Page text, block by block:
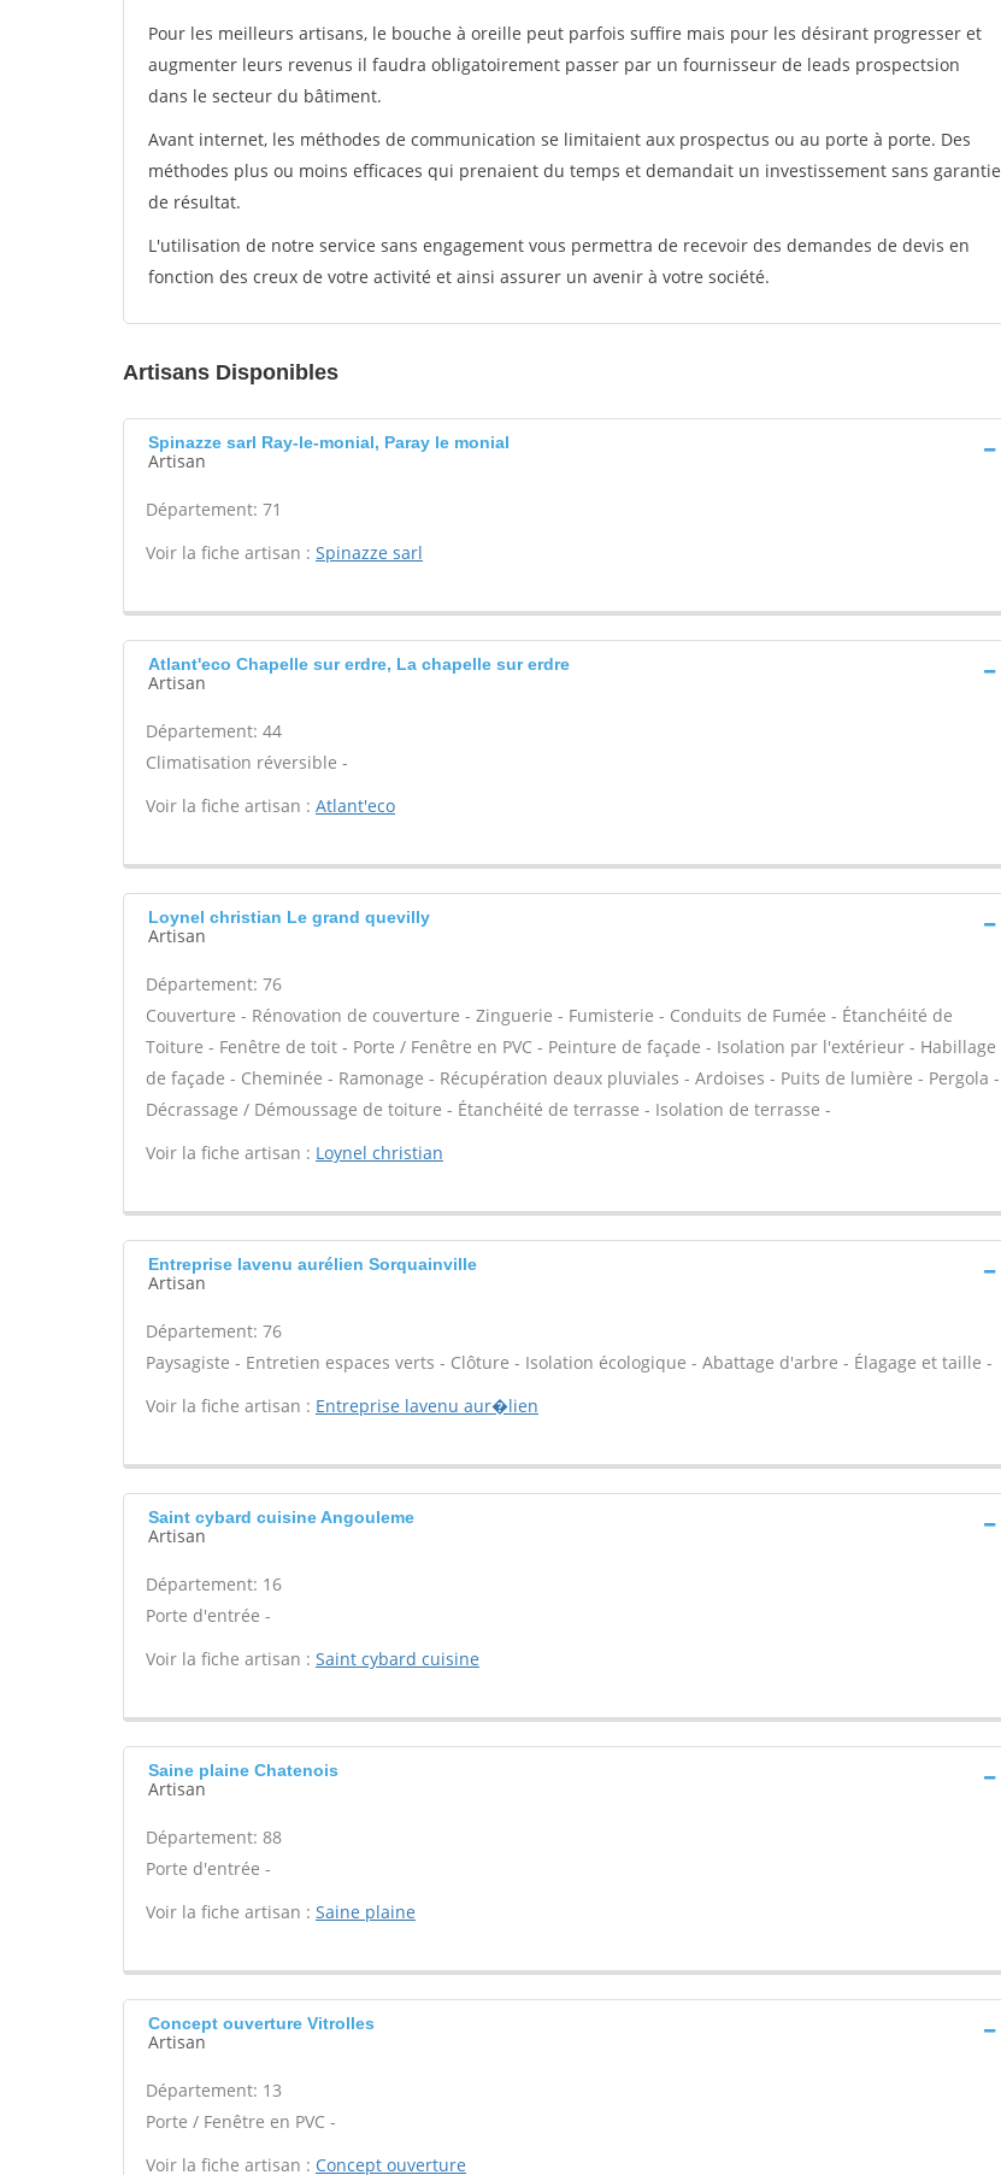
Pour les meilleurs artisans, le bouche à oreille peut parfois suffire mais pour les désirant progresser et
augmenter leurs revenus il faudra obligatoirement passer par un fournisseur de leads prospectsion
dans le secteur du bâtiment.
Avant internet, les méthodes de communication se limitaient aux prospectus ou au porte à porte. Des
méthodes plus ou moins efficaces qui prenaient du temps et demandait un investissement sans garantie
de résultat.
L'utilisation de notre service sans engagement vous permettra de recevoir des demandes de devis en
fonction des creux de votre activité et ainsi assurer un avenir à votre société.
Artisans Disponibles
Spinazze sarl Ray-le-monial, Paray le monial
Artisan
Département: 71
Voir la fiche artisan : Spinazze sarl
Atlant'eco Chapelle sur erdre, La chapelle sur erdre
Artisan
Département: 44
Climatisation réversible -
Voir la fiche artisan : Atlant'eco
Loynel christian Le grand quevilly
Artisan
Département: 76
Couverture - Rénovation de couverture - Zinguerie - Fumisterie - Conduits de Fumée - Étanchéité de
Toiture - Fenêtre de toit - Porte / Fenêtre en PVC - Peinture de façade - Isolation par l'extérieur - Habillage
de façade - Cheminée - Ramonage - Récupération deaux pluviales - Ardoises - Puits de lumière - Pergola -
Décrassage / Démoussage de toiture - Étanchéité de terrasse - Isolation de terrasse -
Voir la fiche artisan : Loynel christian
Entreprise lavenu aurélien Sorquainville
Artisan
Département: 76
Paysagiste - Entretien espaces verts - Clôture - Isolation écologique - Abattage d'arbre - Élagage et taille -
Voir la fiche artisan : Entreprise lavenu aur�lien
Saint cybard cuisine Angouleme
Artisan
Département: 16
Porte d'entrée -
Voir la fiche artisan : Saint cybard cuisine
Saine plaine Chatenois
Artisan
Département: 88
Porte d'entrée -
Voir la fiche artisan : Saine plaine
Concept ouverture Vitrolles
Artisan
Département: 13
Porte / Fenêtre en PVC -
Voir la fiche artisan : Concept ouverture